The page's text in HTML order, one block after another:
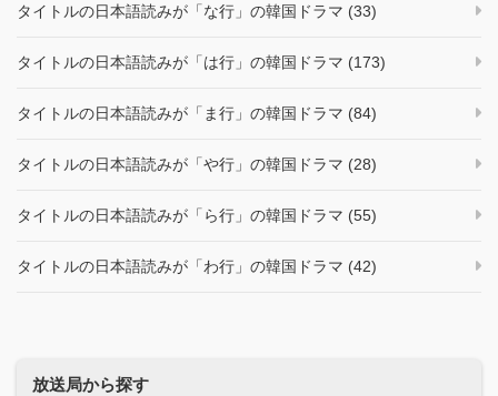
タイトルの日本語読みが「な行」の韓国ドラマ (33)
タイトルの日本語読みが「は行」の韓国ドラマ (173)
タイトルの日本語読みが「ま行」の韓国ドラマ (84)
タイトルの日本語読みが「や行」の韓国ドラマ (28)
タイトルの日本語読みが「ら行」の韓国ドラマ (55)
タイトルの日本語読みが「わ行」の韓国ドラマ (42)
放送局から探す